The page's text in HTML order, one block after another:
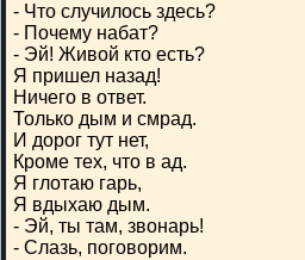
- Что случилось здесь?
- Почему набат?
- Эй! Живой кто есть?
Я пришел назад!
Ничего в ответ.
Только дым и смрад.
И дорог тут нет,
Кроме тех, что в ад.
Я глотаю гарь,
Я вдыхаю дым.
- Эй, ты там, звонарь!
- Слазь, поговорим.